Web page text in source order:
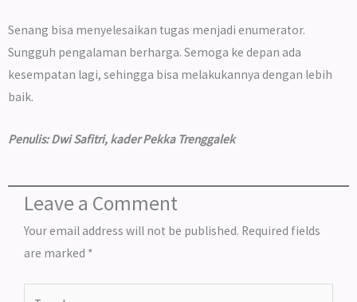
Senang bisa menyelesaikan tugas menjadi enumerator.
Sungguh pengalaman berharga. Semoga ke depan ada
kesempatan lagi, sehingga bisa melakukannya dengan lebih
baik.
Penulis: Dwi Safitri, kader Pekka Trenggalek
Leave a Comment
Your email address will not be published. Required fields
are marked *